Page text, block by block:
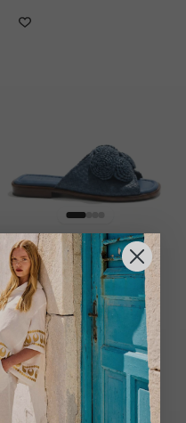
PONS QUINTANA
KLAPKI SKÓRZANE
TINA NIEBIESKIE
1099.00zł